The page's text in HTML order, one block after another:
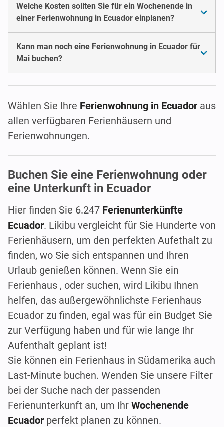
Welche Kosten sollten Sie für ein Wochenende in
einer Ferienwohnung in Ecuador einplanen?
Kann man noch eine Ferienwohnung in Ecuador für
Mai buchen?
Wählen Sie Ihre Ferienwohnung in Ecuador aus
allen verfügbaren Ferienhäusern und
Ferienwohnungen.
Buchen Sie eine Ferienwohnung oder
eine Unterkunft in Ecuador
Hier finden Sie 6.247 Ferienunterkünfte
Ecuador. Likibu vergleicht für Sie Hunderte von
Ferienhäusern, um den perfekten Aufethalt zu
finden, wo Sie sich entspannen und Ihren
Urlaub genießen können. Wenn Sie ein
Ferienhaus , oder suchen, wird Likibu Ihnen
helfen, das außergewöhnlichste Ferienhaus
Ecuador zu finden, egal was für ein Budget Sie
zur Verfügung haben und für wie lange Ihr
Aufenthalt geplant ist!
Sie können ein Ferienhaus in Südamerika auch
Last-Minute buchen. Wenden Sie unsere Filter
bei der Suche nach der passenden
Ferienunterkunft an, um Ihr Wochenende
Ecuador perfekt planen zu können.